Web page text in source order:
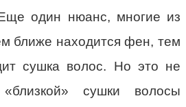
один нюанс, многие из
ближе находится фен, тем
сушка волос. Но это не
сушки волосы